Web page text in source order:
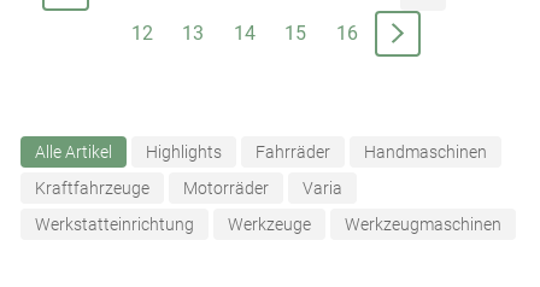
12 13 14 15 16
Alle Artikel Highlights Fahrräder
Handmaschinen
Kraftfahrzeuge
Motorräder
Varia
Werkstatteinrichtung
Werkzeuge Werkzeugmaschinen